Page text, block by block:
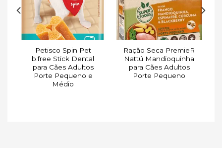
Petisco Spin Pet
b.free Stick Dental
para Cães Adultos
Porte Pequeno e
Médio
Ração Seca PremieR
Nattú Mandioquinha
para Cães Adultos
Porte Pequeno